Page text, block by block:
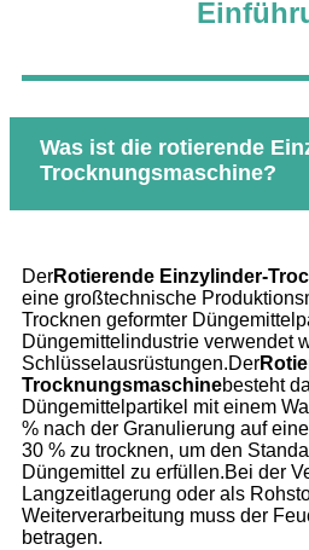
Was ist die rotierende
Trocknungsmaschine?
DerRotierende Einzylinder-
eine großtechnische
Trocknen geformter
Düngemittelindustrie verwendet
Schlüsselausrüstungen.Der
Trocknungsmaschinebesteht
Düngemittelpartikel mit einem
% nach der Granulierung auf
30 % zu trocknen, um den
Düngemittel zu erfüllen.Bei der
Langzeitlagerung oder als
Weiterverarbeitung muss der
betragen.